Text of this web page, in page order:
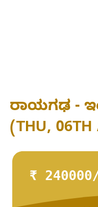
ರಾಯಗಢ -
(THU, 06TH
₹